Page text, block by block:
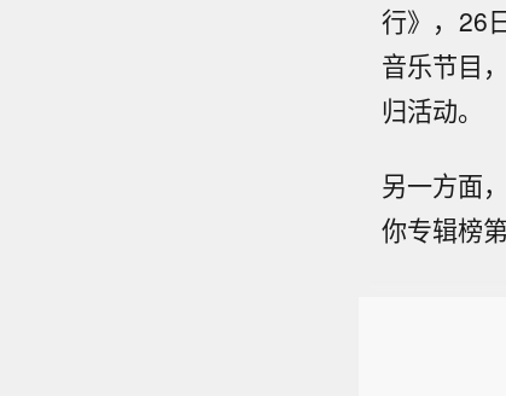
行》，26
音乐节目
归活动。
另一方面
你专辑榜